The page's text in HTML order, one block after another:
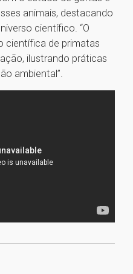
animais, destacando
científico. “O
científica de primatas
ilustrando práticas
ambiental”.